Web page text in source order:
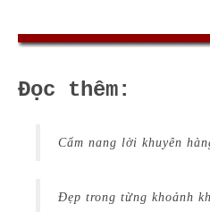
Đọc thêm:
Cẩm nang lời khuyên
Đẹp trong từng khoảnh